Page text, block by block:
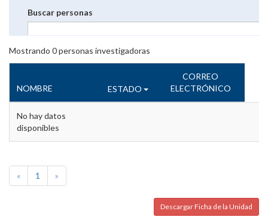
Buscar personas
Mostrando 0personas investigadoras
NOMBRE ESTADO
CORREO
ELECTRÓNICO
No hay datos
disponibles
« 1 »
Descargar Ficha de la Unidad